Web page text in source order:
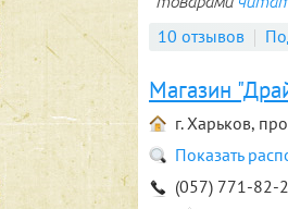
10 отзывов
Магазин
г. Харьков,
Показать
(057) 771-82-